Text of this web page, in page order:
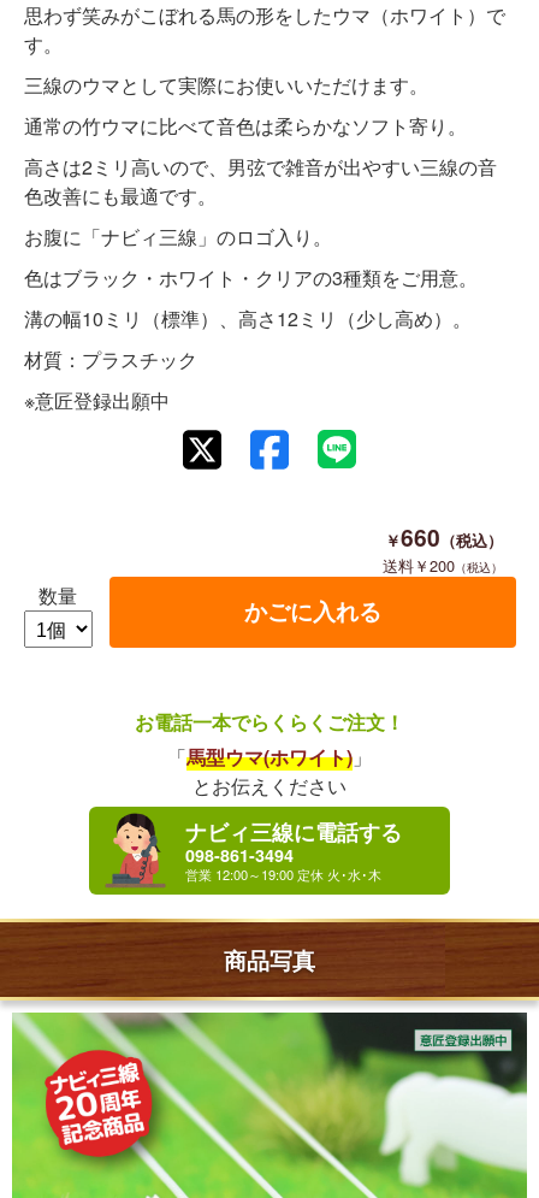
思わず笑みがこぼれる馬の形をしたウマ（ホワイト）で
す。
三線のウマとして実際にお使いいただけます。
通常の竹ウマに比べて音色は柔らかなソフト寄り。
高さは2ミリ高いので、男弦で雑音が出やすい三線の音
色改善にも最適です。
お腹に「ナビィ三線」のロゴ入り。
色はブラック・ホワイト・クリアの3種類をご用意。
溝の幅10ミリ（標準）、高さ12ミリ（少し高め）。
材質：プラスチック
※意匠登録出願中
660
200
数量
お電話一本でらくらくご注文！
「馬型ウマ(ホワイト) 」
とお伝えください
ナビィ三線に電話する
098-861-3494
商品写真